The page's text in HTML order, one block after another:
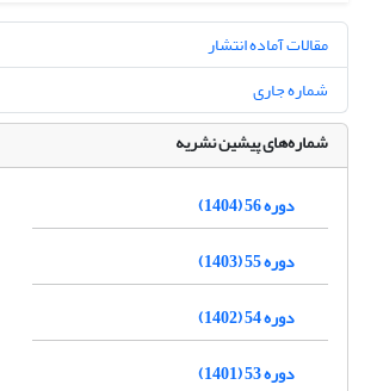
مقالات آماده انتشار
شماره جاری
شماره‌های پیشین نشریه
دوره 56 (1404)
دوره 55 (1403)
دوره 54 (1402)
دوره 53 (1401)